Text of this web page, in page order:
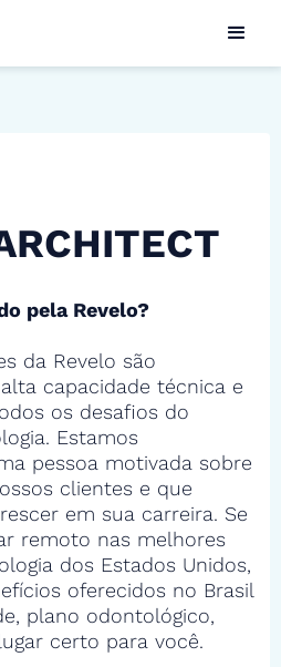
pela Revelo?
da Revelo são
capacidade técnica e
os desafios do
Estamos
pessoa motivada sobre
clientes e que
em sua carreira. Se
remoto nas melhores
dos Estados Unidos,
oferecidos no Brasil
plano odontológico,
certo para você.